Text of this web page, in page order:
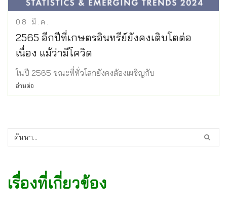
08 มี.ค.
2565 อีกปีที่เกษตรอินทรีย์ยังคงเติบโตต่อ
เนื่อง แม้ว่ามีโควิด
ในปี 2565 ขณะที่ทั่วโลกยังคงต้องเผชิญกับ
อ่านต่อ
เรื่องที่เกี่ยวข้อง